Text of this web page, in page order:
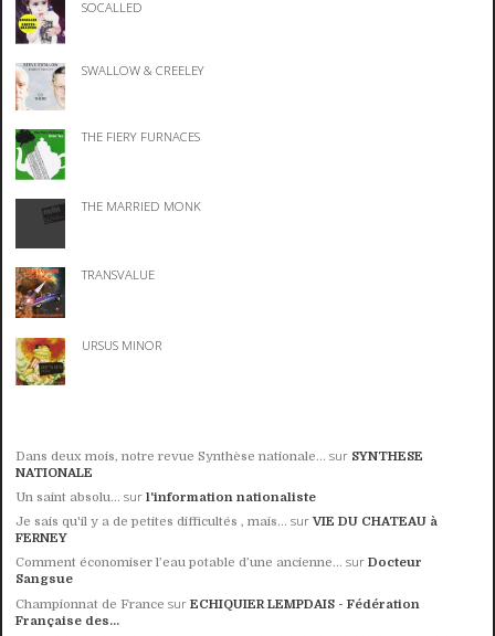
SOCALLED
SWALLOW & CREELEY
THE FIERY FURNACES
THE MARRIED MONK
TRANSVALUE
URSUS MINOR
Dans deux mois, notre revue Synthèse nationale... sur SYNTHESE
NATIONALE
Un saint absolu… surl'information nationaliste
Je sais qu'il y a de petites difficultés , mais... surVIE DU CHATEAU à
FERNEY
Comment économiser l’eau potable d’une ancienne... surDocteur
Sangsue
Championnat de France surECHIQUIER LEMPDAIS - Fédération
Française des...